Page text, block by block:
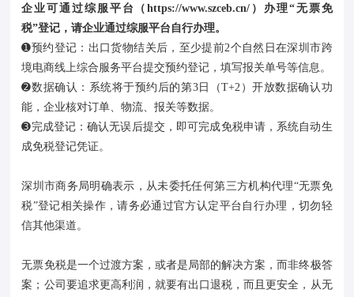
企业可通过综服平台（https://www.szceb.cn/）办理“无票免
税”登记，请企业通过综服平台自行办理。
➊预约登记：出口货物结关后，至少提前2个自然日在深圳市跨
境电商线上综合服务平台提交预约登记，填写报关单号等信息。
➋数据确认：系统将于预约后的第3日（T+2）开放数据确认功
能，企业核对订单、物流、报关等数据。
➌完成登记：确认无误后提交，即可完成免税申请，系统自动生
成免税登记凭证。
深圳市商务局明确表示，从未委托任何第三方机构代理“无票免
税”登记相关操作，请务必通过官方认定平台自行办理，切勿轻
信其他渠道。
无票免税是一个过渡方案，或者是局部的解决方案，而非终极答
案；公司要追求更高利润，就要有出口退税，而且更安全，从无